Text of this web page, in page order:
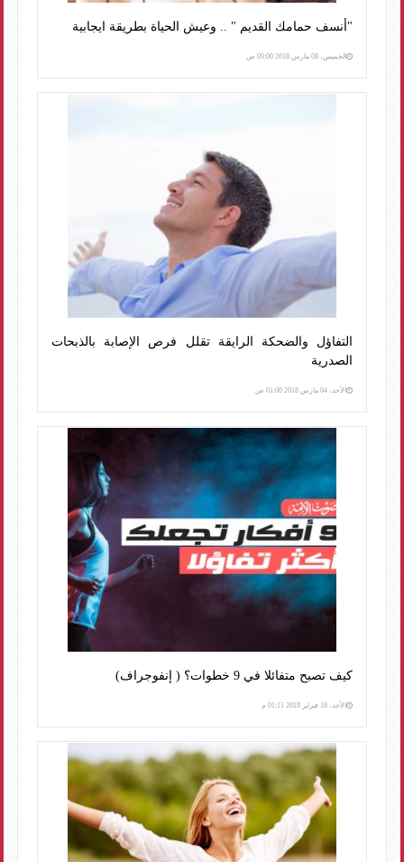
"أنسف حمامك القديم " .. وعيش الحياة بطريقة ايجابية
الخميس، 08 مارس 2018 09:00 ص
التفاؤل والضحكة الرايقة تقلل فرص الإصابة بالذبحات
الصدرية
الأحد، 04 مارس 2018 01:00 ص
كيف تصبح متفائلا في 9 خطوات؟ ( إنفوجراف)
الأحد، 18 فبراير 2018 01:11 م